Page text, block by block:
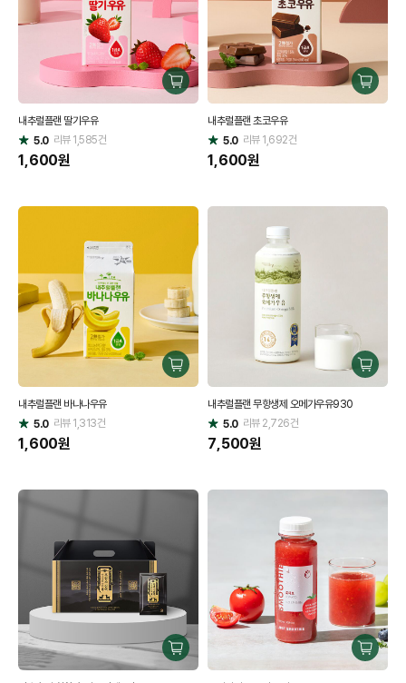
구
매
내추럴플랜 딸기우유
별
점
5.0 리뷰1,585건
1,600원
구
매
내추럴플랜 초코우유
별
점
5.0 리뷰1,692건
1,600원
구
매
내추럴플랜 바나나우유
별
점
5.0 리뷰1,313건
1,600원
구
매
내추럴플랜 무항생제 오메가우유930
별
점
5.0 리뷰2,726건
7,500원
구
매
구
매